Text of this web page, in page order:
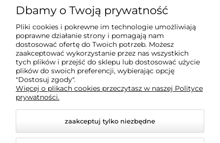
biuro@tagatic.com
Oznakowanie magazynów i hal produkcyjnych
Dodatkowe informacje
Moje konto
Dbamy o Twoją prywatność
Pliki cookies i pokrewne im technologie umożliwiają
poprawne działanie strony i pomagają nam
dostosować ofertę do Twoich potrzeb. Możesz
zaakceptować wykorzystanie przez nas wszystkich
tych plików i przejść do sklepu lub dostosować użycie
plików do swoich preferencji, wybierając opcję
"Dostosuj zgody".
Więcej o plikach cookies przeczytasz w naszej Polityce
prywatności.
zaakceptuj tylko niezbędne